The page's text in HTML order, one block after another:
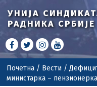
УНИЈА
РАДНИКА СРБИЈЕ
Почетна / Вести /
министарка – пензионерка